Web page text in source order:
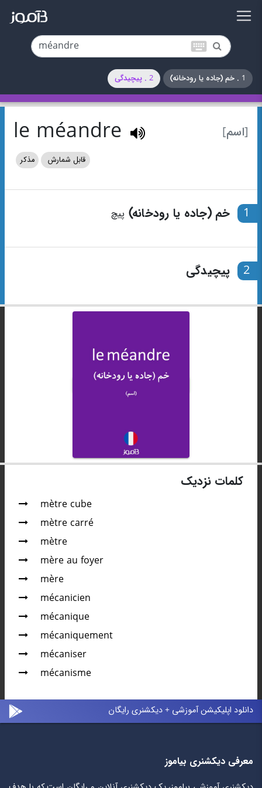
keyboard
1 . خم (جاده یا رودخانه) 2 . پیچیدگی
[اسم] le méandre
قابل شمارش مذکر
1 خم (جاده یا رودخانه) پیچ
2 پیچیدگی
کلمات نزدیک
mètre cube
mètre carré
mètre
mère au foyer
mère
mécanicien
mécanique
mécaniquement
mécaniser
mécanisme
دانلود اپلیکیشن آموزشی + دیکشنری رایگان
معرفی دیکشنری بیاموز